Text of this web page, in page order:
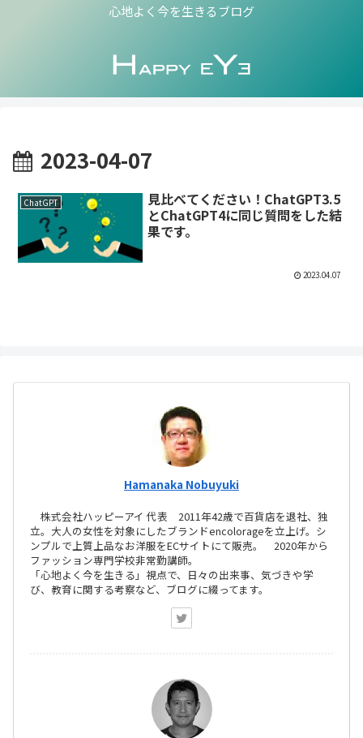
心地よく今を生きるブログ
2023-04-07
ChatGPT
見比べてください！ChatGPT3.5
とChatGPT4に同じ質問をした結
果です。
2023.04.07
Hamanaka Nobuyuki
株式会社ハッピーアイ 代表 2011年42歳で百貨店を退社、独
立。大人の女性を対象にしたブランドencolorageを立上げ。シ
ンプルで上質上品なお洋服をECサイトにて販売。 2020年から
ファッション専門学校非常勤講師。
「心地よく今を生きる」視点で、日々の出来事、気づきや学
び、教育に関する考察など、ブログに綴ってます。